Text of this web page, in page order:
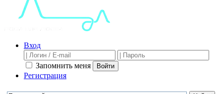
Вход
Запомнить меня Войти
Регистрация